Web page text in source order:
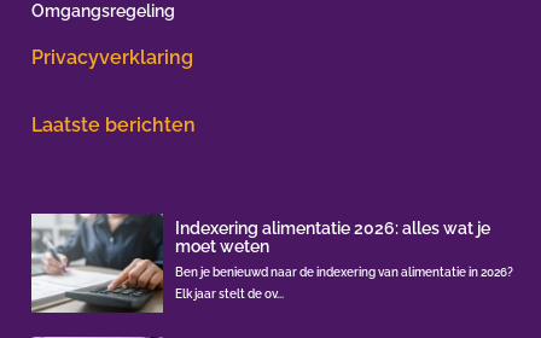
Omgangsregeling
Privacyverklaring
Laatste berichten
Indexering alimentatie 2026: alles wat je
moet weten
Ben je benieuwd naar de indexering van alimentatie in 2026?
Elk jaar stelt de ov...